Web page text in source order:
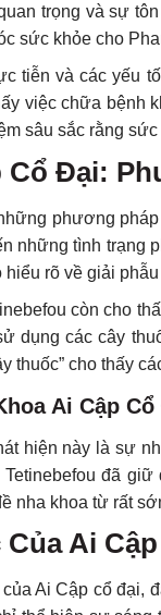
trọng và sự
sức khỏe cho
tiễn và các yếu
việc chữa bệnh
sâu sắc rằng
Cổ Đại:
phương
những tình trạng
hiểu rõ về giải
còn cho
dụng các cây
thuốc” cho thấy
Ai Cập
hiện này là sự
đã
nha khoa từ rất
Của Ai
Ai Cập cổ đại,